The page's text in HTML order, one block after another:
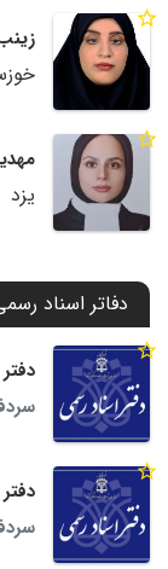
یزد
دفاتر اسناد
دفتر
دفتر